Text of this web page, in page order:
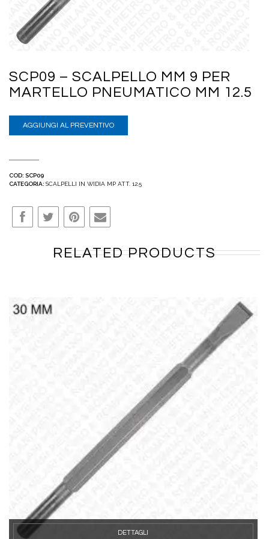
SCP09 – SCALPELLO MM 9 PER
MARTELLO PNEUMATICO MM 12.5
AGGIUNGI AL PREVENTIVO
COD: SCP09
CATEGORIA: SCALPELLI IN WIDIA MP ATT. 12.5
RELATED PRODUCTS
DETTAGLI